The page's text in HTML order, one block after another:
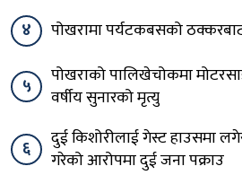
४
पोखरामा पर्यटकबसको
५
पोखराको पालिखेचोकमा
वर्षीय सुनारको मृत्यु
६
दुई किशोरीलाई गेस्ट हाउसमा
गरेको आरोपमा दुई जना पक्राउ